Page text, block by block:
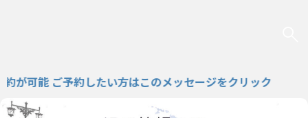
能 ご予約したい方はこのメッセージをクリック